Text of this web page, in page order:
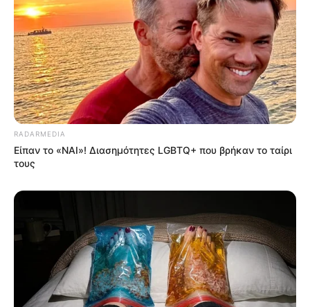
RADARMEDIA
Είπαν το «ΝΑΙ»! Διασημότητες LGBTQ+ που βρήκαν το ταίρι
τους